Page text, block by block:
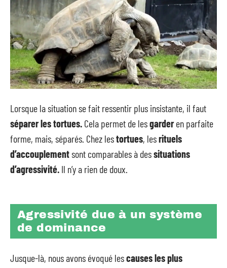
Lorsque la situation se fait ressentir plus insistante, il faut
séparer les tortues. Cela permet de lesgarderen parfaite
forme, mais, séparés. Chez lestortues, lesrituels
d’accouplementsont comparables à dessituations
d’agressivité. Il n’y a rien de doux.
Agressivité due à un système
de dominance
Jusque-là, nous avons évoqué lescauses les plus